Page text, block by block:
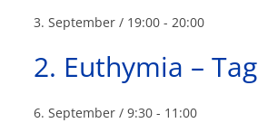
3. September / 19:00 -20:00
2. Euthymia – Tag
6. September / 9:30 - 11:00